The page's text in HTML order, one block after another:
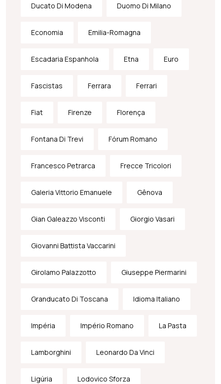
Ducato Di Modena Duomo Di Milano
Economia Emilia-Romagna
Escadaria Espanhola Etna Euro
Fascistas Ferrara Ferrari
Fiat Firenze Florença
Fontana Di Trevi Fórum Romano
Francesco Petrarca Frecce Tricolori
Galeria Vittorio Emanuele Gênova
Gian Galeazzo Visconti Giorgio Vasari
Giovanni Battista Vaccarini
Girolamo Palazzotto Giuseppe Piermarini
Granducato Di Toscana Idioma Italiano
Impéria Império Romano La Pasta
Lamborghini Leonardo Da Vinci
Ligúria Lodovico Sforza